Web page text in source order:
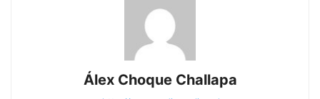
Álex Choque Challapa